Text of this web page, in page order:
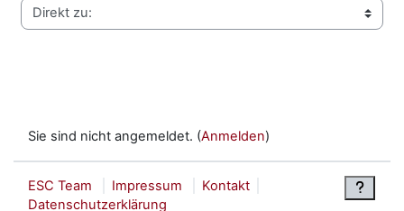
Direkt zu:
Sie sind nicht angemeldet. (Anmelden)
ESC Team Impressum
Kontakt
Datenschutzerklärung